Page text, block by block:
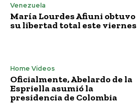
Venezuela
María Lourdes Afiuni obtuvo
su libertad total este viernes
Home Vídeos
Oficialmente, Abelardo de la
Espriella asumió la
presidencia de Colombia